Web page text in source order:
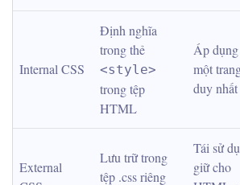
Internal CSS
Định nghĩa
<style>
trong tệp
HTML
Áp
một
duy nhất
External
Lưu trữ trong
tệp .css riêng
Tái sử
giữ cho